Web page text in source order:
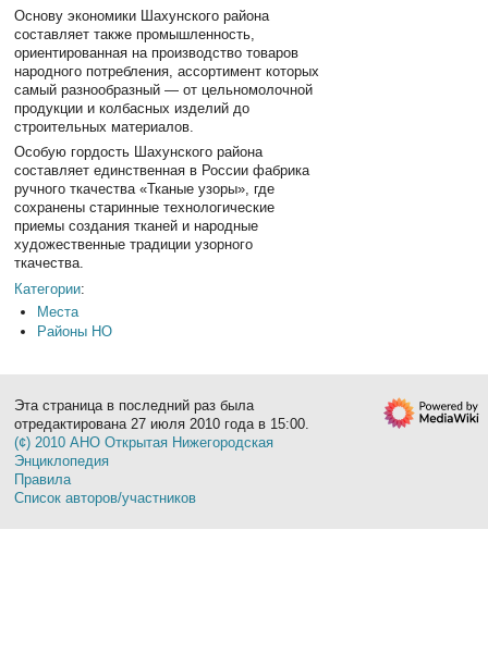
Основу экономики Шахунского района
составляет также промышленность,
ориентированная на производство товаров
народного потребления, ассортимент которых
самый разнообразный — от цельномолочной
продукции и колбасных изделий до
строительных материалов.
Особую гордость Шахунского района
составляет единственная в России фабрика
ручного ткачества «Тканые узоры», где
сохранены старинные технологические
приемы создания тканей и народные
художественные традиции узорного
ткачества.
Категории:
Места
Районы НО
Эта страница в последний раз была
отредактирована 27 июля 2010 года в 15:00.
(¢) 2010 АНО Открытая Нижегородская
Энциклопедия
Правила
Список авторов/участников